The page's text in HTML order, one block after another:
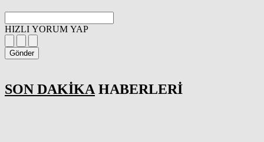
HIZLI YORUM YAP
Gönder
SON DAKİKA HABERLERİ